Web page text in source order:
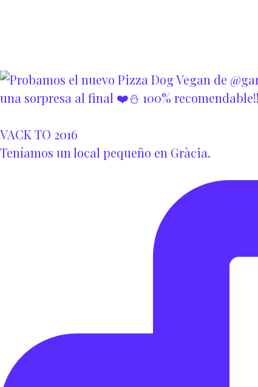
VACK TO 2016
Teníamos un local pequeño en Gràcia.